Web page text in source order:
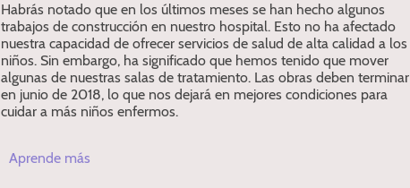
Habrás notado que en los últimos meses se han hecho algunos
trabajos de construcción en nuestro hospital. Esto no ha afectado
nuestra capacidad de ofrecer servicios de salud de alta calidad a los
niños. Sin embargo, ha significado que hemos tenido que mover
algunas de nuestras salas de tratamiento. Las obras deben terminar
en junio de 2018, lo que nos dejará en mejores condiciones para
cuidar a más niños enfermos.
Aprende más